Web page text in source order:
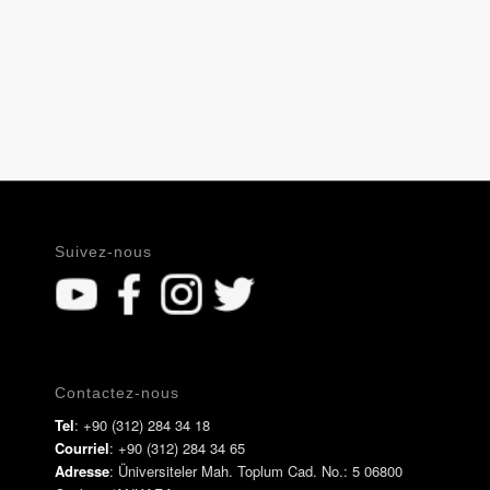
Suivez-nous
Contactez-nous
Tel: +90 (312) 284 34 18
Courriel: +90 (312) 284 34 65
Adresse: Üniversiteler Mah. Toplum Cad. No.: 5 06800